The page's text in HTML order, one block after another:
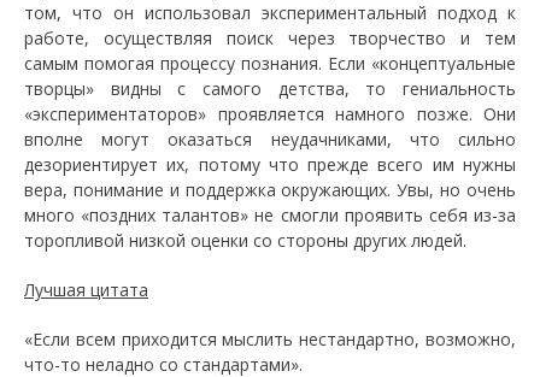
том, что он использовал экспериментальный подход к
работе, осуществляя поиск через творчество и тем
самым помогая процессу познания. Если «концептуальные
творцы» видны с самого детства, то гениальность
«экспериментаторов» проявляется намного позже. Они
вполне могут оказаться неудачниками, что сильно
дезориентирует их, потому что прежде всего им нужны
вера, понимание и поддержка окружающих. Увы, но очень
много «поздних талантов» не смогли проявить себя из-за
торопливой низкой оценки со стороны других людей.
Лучшая цитата
«Если всем приходится мыслить нестандартно, возможно,
что-то неладно со стандартами».